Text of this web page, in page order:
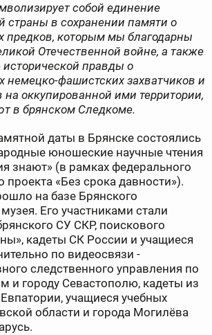
собой единение
страны в сохранении памяти о
предков, которым мы благодарны
Отечественной войне, а также
исторической правды о
немецко-фашистских захватчиков и
на оккупированной ими территории,
в брянском Следкоме.
даты в Брянске состоялись
юношеские научные чтения
знают» (в рамках федерального
проекта «Без срока давности»).
на базе Брянского
Его участниками стали
СУ СКР, поискового
кадеты СК России и учащиеся
по видеосвязи -
следственного управления по
и городу Севастополю, кадеты из
учащиеся учебных
области и города Могилёва